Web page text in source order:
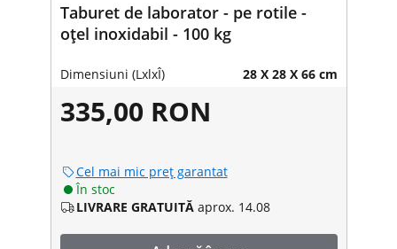
Taburet de laborator - pe rotile -
oțel inoxidabil - 100 kg
Dimensiuni (LxlxÎ) 28 X 28 X 66 cm
335,00 RON
Cel mai mic preț garantat
În stoc
LIVRARE GRATUITĂ aprox. 14.08